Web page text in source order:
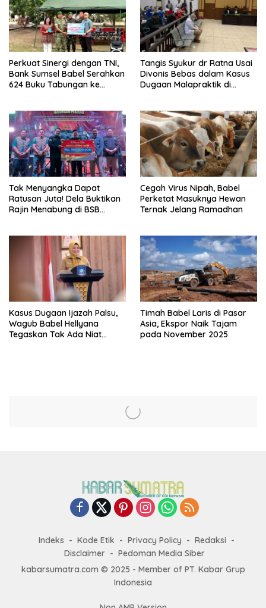
Perkuat Sinergi dengan TNI,
Bank Sumsel Babel Serahkan
624 Buku Tabungan ke
Tangis Syukur dr Ratna Usai
Divonis Bebas dalam Kasus
Dugaan Malapraktik di
Tak Menyangka Dapat
Ratusan Juta! Dela Buktikan
Rajin Menabung di BSB
Cegah Virus Nipah, Babel
Perketat Masuknya Hewan
Ternak Jelang Ramadhan
Kasus Dugaan Ijazah Palsu,
Wagub Babel Hellyana
Tegaskan Tak Ada Niat
Timah Babel Laris di Pasar
Asia, Ekspor Naik Tajam
pada November 2025
Indeks Kode Etik Privacy Policy
Redaksi
Disclaimer
Pedoman Media Siber
kabarsumatra.com © 2025 - Member of PT. Kabar Grup
Indonesia